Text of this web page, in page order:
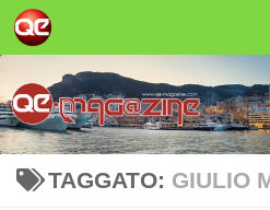
Salta al contenuto
TAGGATO: GIULIO